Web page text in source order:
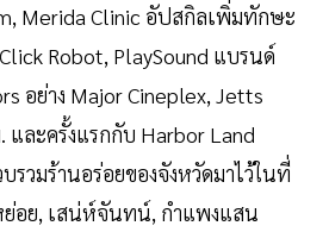
Merida Clinic อัปสกิลเพิ่มทักษะ
Robot, PlaySound แบรนด์
อย่าง Major Cineplex, Jetts
และครั้งแรกกับ Harbor Land
รวมร้านอร่อยของจังหวัดมาไว้ในที่
ย่อย, เสน่ห์จันทน์, กำแพงแสน